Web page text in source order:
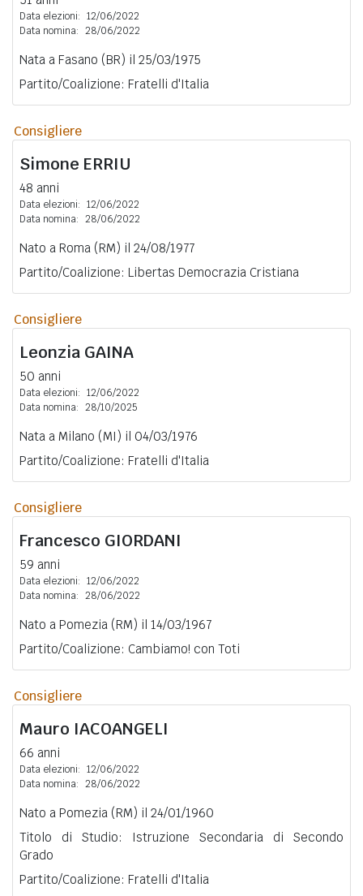
Data elezioni: 12/06/2022
Data nomina: 28/06/2022
Nata a Fasano (BR) il 25/03/1975
Partito/Coalizione: Fratelli d'Italia
Consigliere
Simone ERRIU
48 anni
Data elezioni: 12/06/2022
Data nomina: 28/06/2022
Nato a Roma (RM) il 24/08/1977
Partito/Coalizione: Libertas Democrazia Cristiana
Consigliere
Leonzia GAINA
50 anni
Data elezioni: 12/06/2022
Data nomina: 28/10/2025
Nata a Milano (MI) il 04/03/1976
Partito/Coalizione: Fratelli d'Italia
Consigliere
Francesco GIORDANI
59 anni
Data elezioni: 12/06/2022
Data nomina: 28/06/2022
Nato a Pomezia (RM) il 14/03/1967
Partito/Coalizione: Cambiamo! con Toti
Consigliere
Mauro IACOANGELI
66 anni
Data elezioni: 12/06/2022
Data nomina: 28/06/2022
Nato a Pomezia (RM) il 24/01/1960
Titolo di Studio: Istruzione Secondaria di Secondo
Grado
Partito/Coalizione: Fratelli d'Italia